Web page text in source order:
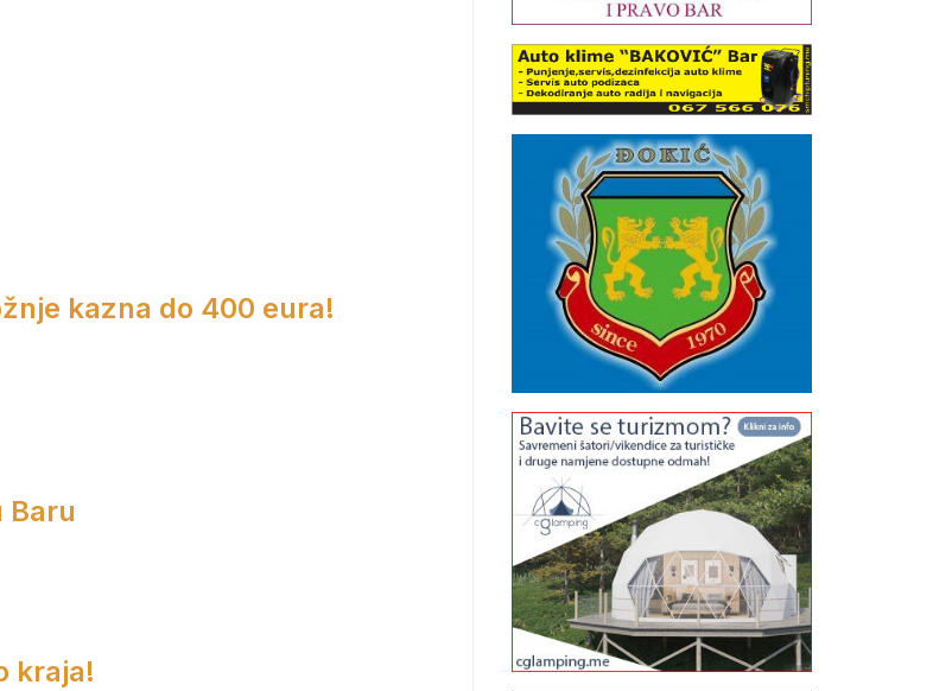
kazna do 400 eura!
Baru
kraja!